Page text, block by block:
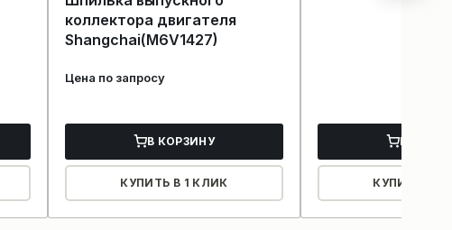
коллектора двигателя
Shangchai(M6V1427)
Цена по запросу
В КОРЗИНУ
КУПИТЬ В 1 КЛИК
В
КУПИТЬ В 1